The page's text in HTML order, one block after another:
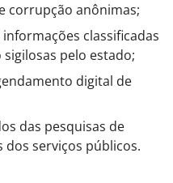
corrupção anônimas;
classificadas
pelo estado;
digital de
das pesquisas de
serviços públicos.